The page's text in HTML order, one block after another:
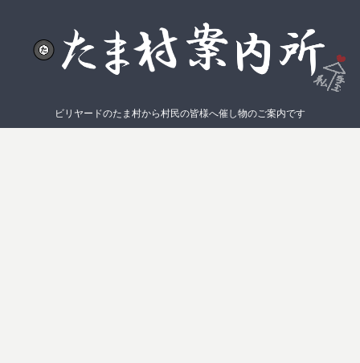
ビリヤードのたま村から村民の皆様へ催し物のご案内です